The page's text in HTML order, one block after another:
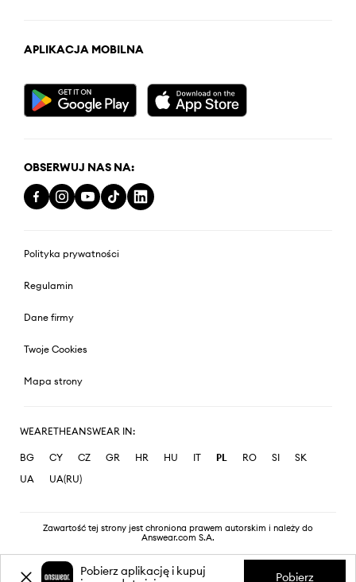
APLIKACJA MOBILNA
OBSERWUJ NAS NA:
Polityka prywatności
Regulamin
Dane firmy
Twoje Cookies
Mapa strony
WEARETHEANSWEAR IN:
BG CY CZ GR HR HU IT PL RO SI
SK
UA
UA(RU)
Zawartość tej strony jest chroniona prawem autorskim i należy do
Answear.com S.A.
Pobierz aplikację i kupuj
Pobierz